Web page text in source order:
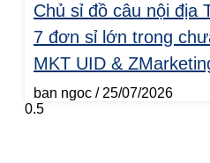
Chủ sỉ đồ câu nội địa
7 đơn sỉ lớn trong
MKT UID &
ban ngoc 25/07/2026